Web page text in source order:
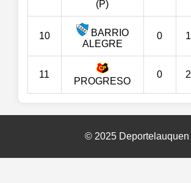
(P)
10
BARRIO
ALEGRE
0 1
11
PROGRESO
0 2
© 2025 Deportelauquen